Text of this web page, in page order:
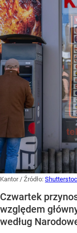
Kantor/ Źródło:
Czwartek
względem
według